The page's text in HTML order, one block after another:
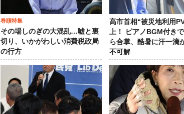
巻頭特集
その場しのぎの大混乱…嘘と裏
切り、いかがわしい消費税政局
の行方
高市首相“被災地利用
上！ ピアノBGM付き
ら合掌、酷暑に汗一滴
不可解